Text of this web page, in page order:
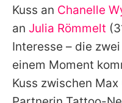
Kuss an Chanelle
an Julia Römmelt
Interesse – die
einem Moment
Kuss zwischen Max